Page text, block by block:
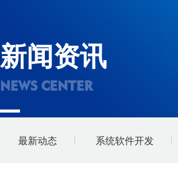
新闻资讯
NEWS CENTER
最新动态 系统软件开发